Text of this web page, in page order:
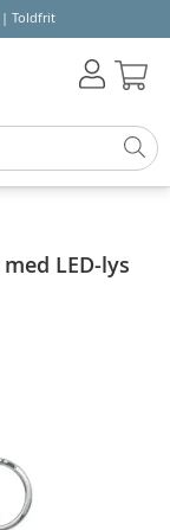
| Toldfrit
LED-lys